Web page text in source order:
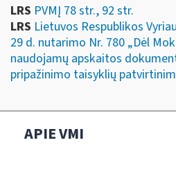
LRS PVMĮ 78 str., 92 str.
LRS Lietuvos Respublikos
29 d. nutarimo Nr. 780 „Dėl
naudojamų apskaitos
pripažinimo taisyklių
APIE VMI